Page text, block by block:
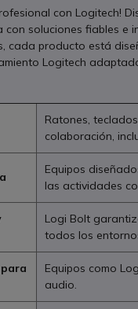
con Logitech!
soluciones fiables e
cada producto está
Logitech
Ratones,
colaboración,
Equipos
las actividades
Logi Bolt
todos los
Equipos como
audio.